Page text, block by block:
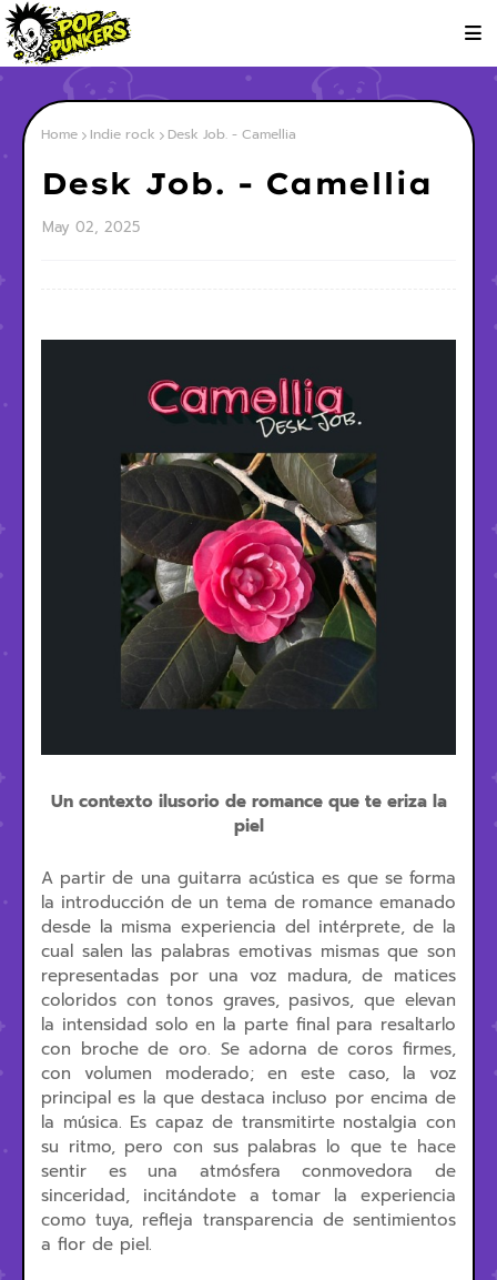
Home Indie rock Desk Job. - Camellia
Desk Job. - Camellia
May 02, 2025
Un contexto ilusorio de romance que te eriza la
piel
A partir de una guitarra acústica es que se forma
la introducción de un tema de romance emanado
desde la misma experiencia del intérprete, de la
cual salen las palabras emotivas mismas que son
representadas por una voz madura, de matices
coloridos con tonos graves, pasivos, que elevan
la intensidad solo en la parte final para resaltarlo
con broche de oro. Se adorna de coros firmes,
con volumen moderado; en este caso, la voz
principal es la que destaca incluso por encima de
la música. Es capaz de transmitirte nostalgia con
su ritmo, pero con sus palabras lo que te hace
sentir es una atmósfera conmovedora de
sinceridad, incitándote a tomar la experiencia
como tuya, refleja transparencia de sentimientos
a flor de piel.